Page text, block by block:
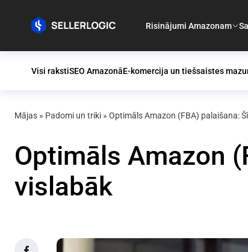
Risinājumi Amazonam
Visi rakstiSEO AmazonāE-komercija un tiešsaistes
Mājas » Padomi un triki » Optimāls Amazon (FBA) palaišana:
Optimāls Amazon
vislabāk